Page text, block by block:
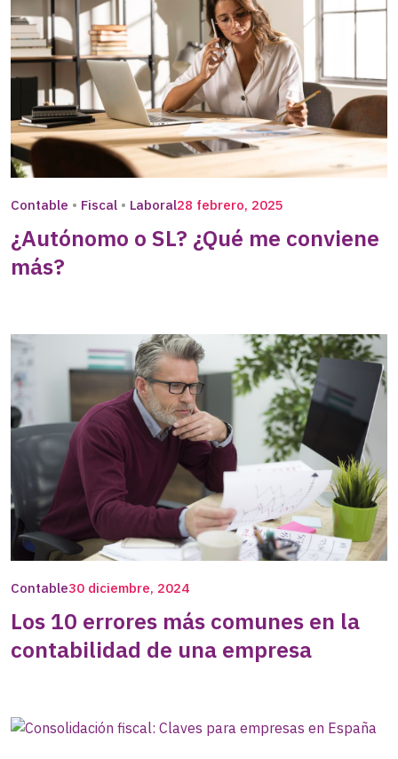
Contable Fiscal Laboral28 febrero, 2025
¿Autónomo o SL? ¿Qué me conviene
más?
Contable30 diciembre, 2024
Los 10 errores más comunes en la
contabilidad de una empresa